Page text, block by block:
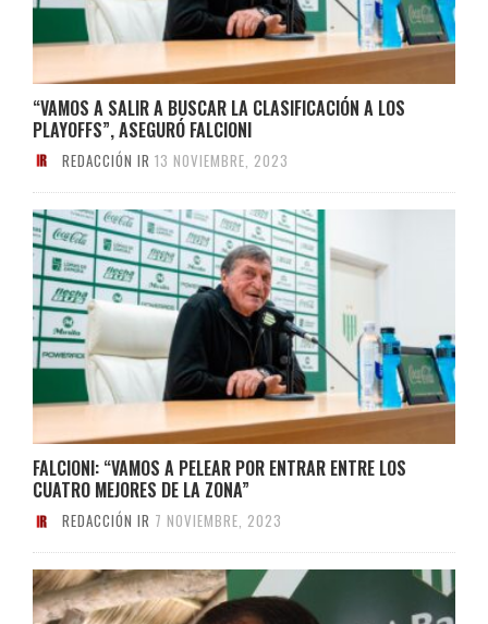
“VAMOS A SALIR A BUSCAR LA CLASIFICACIÓN A LOS
PLAYOFFS”, ASEGURÓ FALCIONI
REDACCIÓN IR 13 NOVIEMBRE, 2023
FALCIONI: “VAMOS A PELEAR POR ENTRAR ENTRE LOS
CUATRO MEJORES DE LA ZONA”
REDACCIÓN IR 7 NOVIEMBRE, 2023